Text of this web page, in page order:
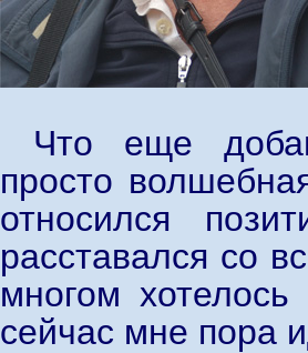
Что еще
просто
относился
расставался со
многом
сейчас мне пора